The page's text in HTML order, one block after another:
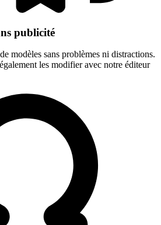
publicité
modèles sans problèmes ni distractions.
les modifier avec notre éditeur